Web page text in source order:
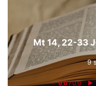
Mt 14, 22-33
9